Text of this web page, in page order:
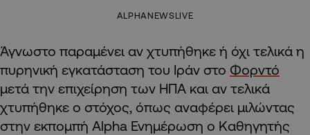
ALPHANEWSLIVE
Άγνωστο παραμένει αν χτυπήθηκε ή όχι τελικά η
πυρηνική εγκατάσταση του Ιράν στο Φορντό
μετά την επιχείρηση των ΗΠΑ και αν τελικά
χτυπήθηκε ο στόχος, όπως αναφέρει μιλώντας
στην εκπομπή Alpha Ενημέρωση ο Καθηγητής